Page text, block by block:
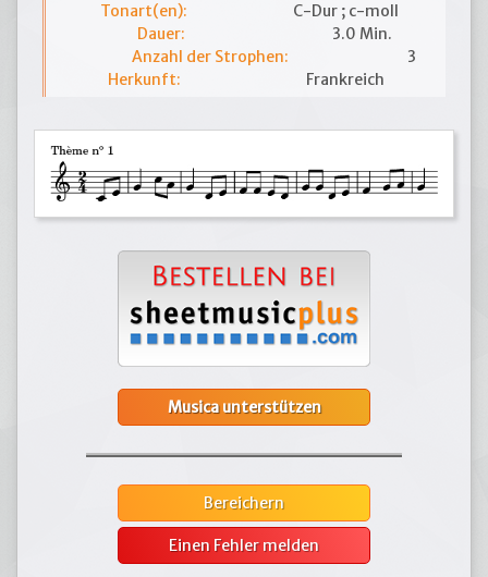
Tonart(en):
C-Dur ; c-moll
Dauer:
3.0 Min.
Anzahl der Strophen:
3
Herkunft:
Frankreich
Musica unterstützen
Bereichern
Einen Fehler melden